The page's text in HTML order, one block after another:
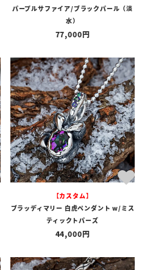
パープルサファイア/ブラックパール（淡
水）
77,000
【カスタム】
ブラッディマリー 白虎ペンダント w/ミス
ティックトパーズ
44,000